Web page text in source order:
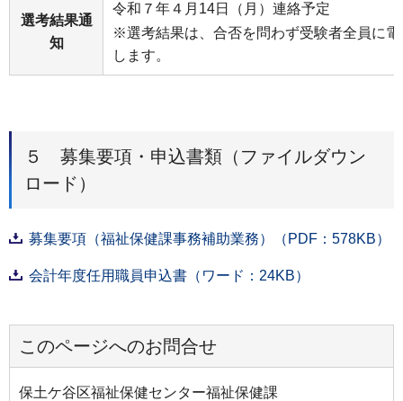
選考結果通
知
令和７年４月14日（月）連絡予定
※選考結果は、合否を問わず受験者全員に
します。
５ 募集要項・申込書類（ファイルダウン
ロード）
募集要項（福祉保健課事務補助業務）（PDF：578KB）
会計年度任用職員申込書（ワード：24KB）
このページへのお問合せ
保土ケ谷区福祉保健センター福祉保健課